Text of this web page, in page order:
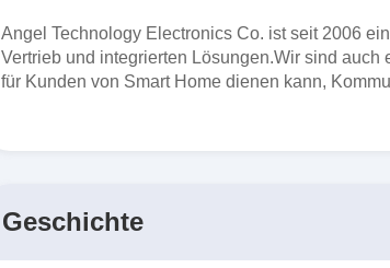
Angel Technology Electronics Co. ist seit 2006
Vertrieb und integrierten Lösungen.Wir sind
für Kunden von Smart Home dienen kann,
Geschichte